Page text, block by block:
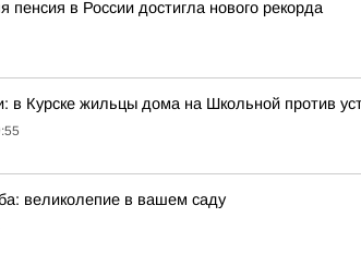
пенсия в России достигла нового рекорда
в Курске жильцы дома на Школьной против
великолепие в вашем саду